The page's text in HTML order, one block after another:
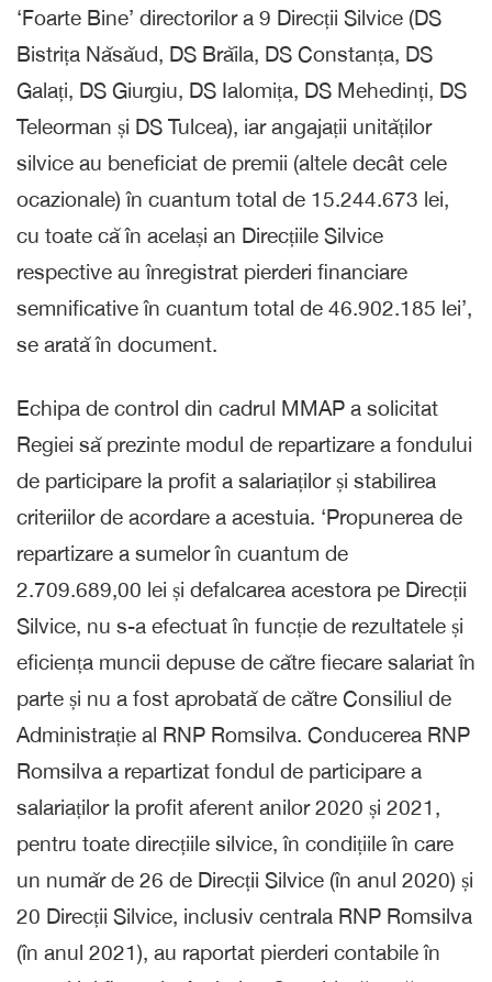
‘Foarte Bine’ directorilor a 9 Direcții Silvice (DS
Bistrița Năsăud, DS Brăila, DS Constanța, DS
Galați, DS Giurgiu, DS Ialomița, DS Mehedinți, DS
Teleorman și DS Tulcea), iar angajații unităților
silvice au beneficiat de premii (altele decât cele
ocazionale) în cuantum total de 15.244.673 lei,
cu toate că în același an Direcțiile Silvice
respective au înregistrat pierderi financiare
semnificative în cuantum total de 46.902.185 lei’,
se arată în document.
Echipa de control din cadrul MMAP a solicitat
Regiei să prezinte modul de repartizare a fondului
de participare la profit a salariaților și stabilirea
criteriilor de acordare a acestuia. ‘Propunerea de
repartizare a sumelor în cuantum de
2.709.689,00 lei și defalcarea acestora pe Direcții
Silvice, nu s-a efectuat în funcție de rezultatele și
eficiența muncii depuse de către fiecare salariat în
parte și nu a fost aprobată de către Consiliul de
Administrație al RNP Romsilva. Conducerea RNP
Romsilva a repartizat fondul de participare a
salariaților la profit aferent anilor 2020 și 2021,
pentru toate direcțiile silvice, în condițiile în care
un număr de 26 de Direcții Silvice (în anul 2020) și
20 Direcții Silvice, inclusiv centrala RNP Romsilva
(în anul 2021), au raportat pierderi contabile în